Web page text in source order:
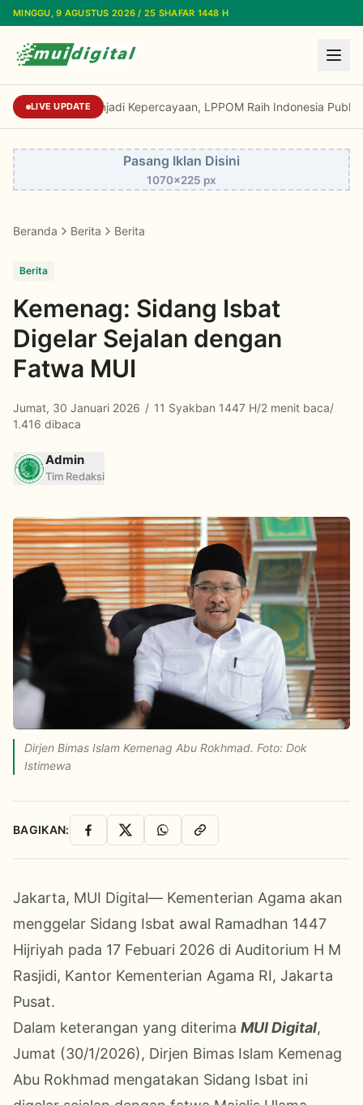
Lewati ke konten utama
MINGGU, 9 AGUSTUS 2026 / 25 SHAFAR 1448 H
LIVE UPDATE Dari Reputasi Menjadi Kepercayaan, LPPOM
Pasang Iklan Disini
1070x225 px
Beranda Berita Berita
Berita
Kemenag: Sidang Isbat
Digelar Sejalan dengan
Fatwa MUI
Jumat, 30 Januari 2026 / 11 Syakban 1447 H/2 menit baca/
1.416 dibaca
Admin
Tim Redaksi
Dirjen Bimas Islam Kemenag Abu Rokhmad. Foto: Dok
Istimewa
BAGIKAN: Facebook
X WhatsAppSalin Link
Jakarta, MUI Digital— Kementerian Agama akan
menggelar Sidang Isbat awal Ramadhan 1447
Hijriyah pada 17 Febuari 2026 di Auditorium H M
Rasjidi, Kantor Kementerian Agama RI, Jakarta
Pusat.
Dalam keterangan yang diterima MUI Digital,
Jumat (30/1/2026), Dirjen Bimas Islam Kemenag
Abu Rokhmad mengatakan Sidang Isbat ini